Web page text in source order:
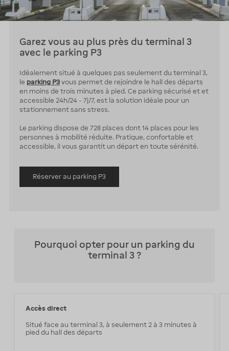
Garez vous au plus près du terminal 3
avec le parking P3
Idéalement situé à quelques pas seulement du terminal 3,
le parking P3vous permet de rejoindre le hall des départs
en moins de trois minutes à pied. Ce parking sécurisé et et
accessible 24h/24 - 7j/7, est la solution idéale pour un
stationnement sans stress.
Le parking dispose de 728 places dont 14 places pour les
personnes à mobilité réduite. Pratique, confortable et
accessible, il vous garantit un départ en toute sérénité.
Réserver au parking P3
Pourquoi opter pour un parking du
terminal 3 ?
Accès direct
Situé face au terminal 3, à seulement 2 à 3 minutes à
pied du hall des départs